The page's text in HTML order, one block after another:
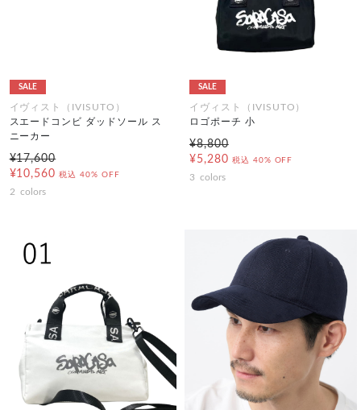
SALE
イヴィスト（IVISUTO）
スエードコンビ ダッドソール ス
ニーカー
¥17,600
¥10,560 税込 40% OFF
2 colors
SALE
イヴィスト（IVISUTO）
ロゴポーチ 小
¥8,800
¥5,280 税込 40% OFF
3 colors